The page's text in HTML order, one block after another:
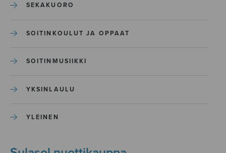
SEKAKUORO
SOITINKOULUT JA OPPAAT
SOITINMUSIIKKI
YKSINLAULU
YLEINEN